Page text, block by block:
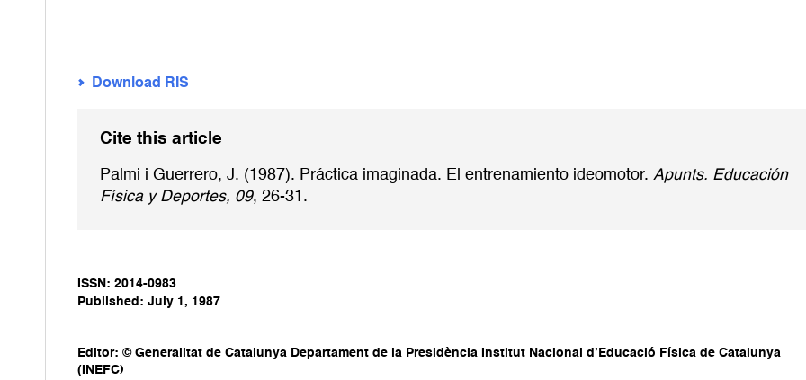
Download RIS
Cite this article
Palmi i Guerrero, J. (1987). Práctica imaginada. El entrenamiento ideomotor. Apunts. Educación
Física y Deportes, 09, 26-31.
ISSN: 2014-0983
Published: July 1, 1987
Editor: © Generalitat de Catalunya Departament de la Presidència Institut Nacional d’Educació Física de Catalunya
(INEFC)